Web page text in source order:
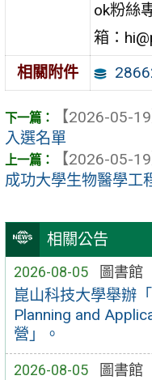
相關公告
2026-08-05 圖書館
崑山科技大學舉辦
Planning and
營」。
2026-08-05 圖書館
ok粉絲
箱：
相關附件
【2026-05-19
入選名單
【2026-05-19
成功大學生物醫學工